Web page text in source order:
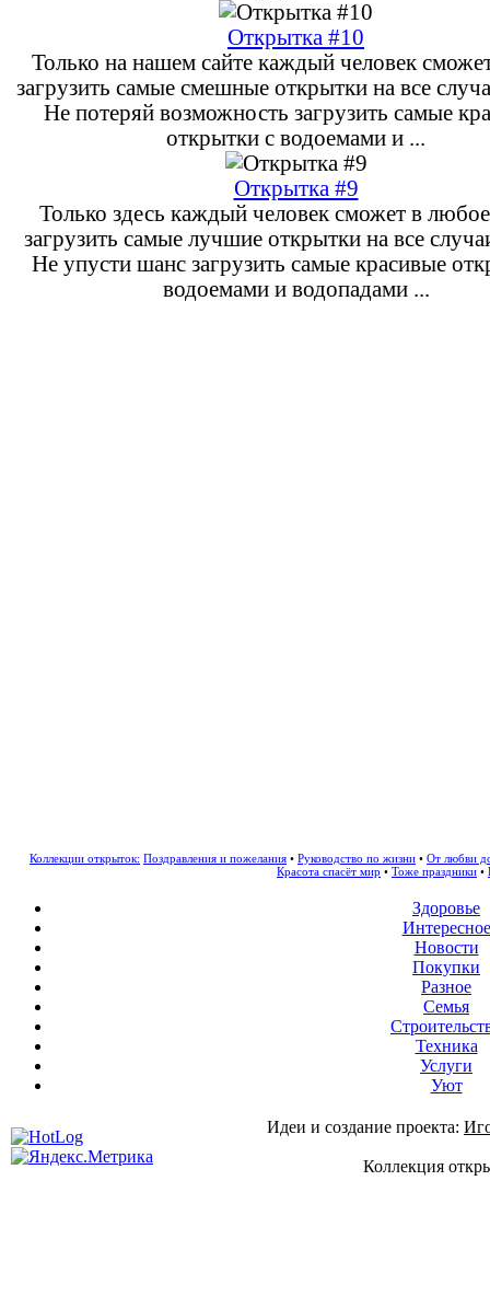
Открытка #10
Только на нашем сайте каждый человек
загрузить самые смешные открытки на все
Не потеряй возможность загрузить самые
открытки с водоемами и ...
Открытка #9
Только здесь каждый человек сможет в
загрузить самые лучшие открытки на все
Не упусти шанс загрузить самые красивые
водоемами и водопадами ...
Коллекции открыток: Поздравления и пожелания • Руководство по жизни • От любви
Красота спасёт мир • Тоже праздники •
Здоровье
Интересное
Новости
Покупки
Разное
Семья
Техника
Услуги
Уют
Идеи и создание проекта:
Коллекция